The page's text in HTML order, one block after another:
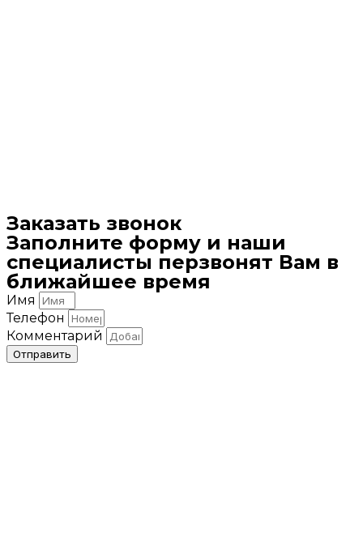
Заказать звонок
Заполните форму и наши
специалисты перзвонят Вам в
ближайшее время
Имя
Телефон
Комментарий
Отправить